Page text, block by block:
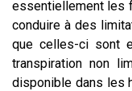
essentiellement les
conduire à des
que celles-ci sont
transpiration non
disponible dans les